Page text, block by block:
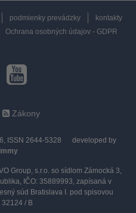
podmienky prevádzky
kontakty
Ochrana osobných údajov - GDPR
Zákony
ISSN 2644-5328
developed by
Group, s.r.o. so sídlom Zámocká 3,
IČO: 35889993, zapísaná v
súd Bratislava I. pod spisovou
/ B